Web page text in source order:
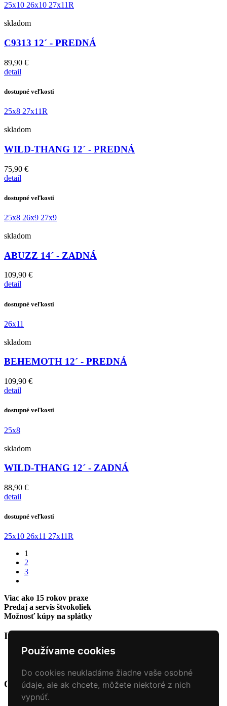
Používame cookies
Do cookies neukladáme žiadne vaše osobné
údaje, ale ak chcete, môžete niektoré z nich
vypnúť.
25x10 26x10 27x11R
skladom
C9313 12´ - PREDNÁ
89,90 €
detail
dostupné veľkosti
25x8 27x11R
skladom
WILD-THANG 12´ - PREDNÁ
75,90 €
detail
dostupné veľkosti
25x8 26x9 27x9
skladom
ABUZZ 14´ - ZADNÁ
109,90 €
detail
dostupné veľkosti
26x11
skladom
BEHEMOTH 12´ - PREDNÁ
109,90 €
detail
dostupné veľkosti
25x8
skladom
WILD-THANG 12´ - ZADNÁ
88,90 €
detail
dostupné veľkosti
25x10 26x11 27x11R
1
2
3
Viac ako 15 rokov praxe
Predaj a servis štvokoliek
Možnosť kúpy na splátky
Informácie
O nás
O nás+
Úvod